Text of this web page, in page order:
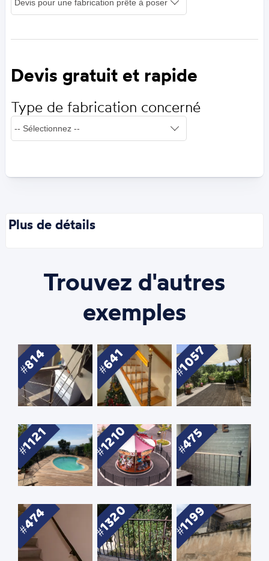
Devis gratuit et rapide
Type de fabrication concerné
Plus de détails
Trouvez d'autres
exemples
814 641 1057
1121 1210 475
474 1320 1199